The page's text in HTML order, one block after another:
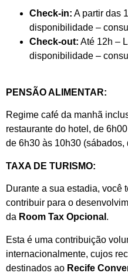
Check-in: A partir das
disponibilidade –
Check-out: Até 12h –
disponibilidade –
PENSÃO ALIMENTAR:
Regime café da manhã
restaurante do hotel, de
de 6h30 às 10h30
TAXA DE TURISMO:
Durante a sua estadia, você
contribuir para o
da Room Tax Opcional .
Esta é uma contribuição
internacionalmente, cujos
destinados ao Recife